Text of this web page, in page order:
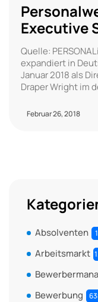
Executive
Quelle:
expandiert in
Januar 2018 als
Draper Wright im
Februar 26, 2018
Absolventen
Arbeitsmarkt
Bewerbung